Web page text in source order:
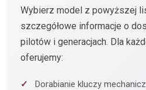
Wybierz model z powyższej
szczegółowe informacje o
pilotów i generacjach. Dla
oferujemy:
Dorabianie kluczy